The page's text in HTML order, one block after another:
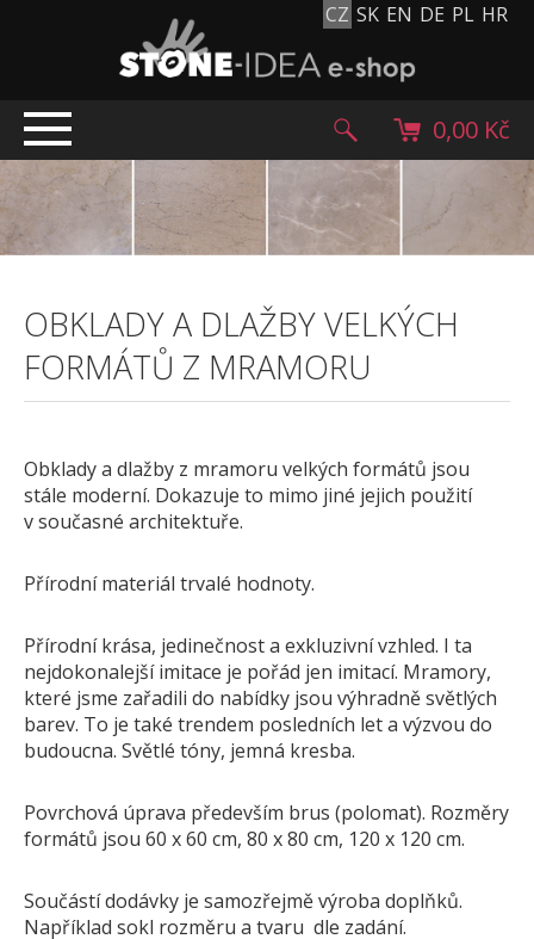
CZ SK EN DE PL HR
ÚVOD
TOP NABÍDKA
Mlatové povrchy
Dlažební kostky
Historické dlažební kostky
Kamenné dlažby a obklady
Oblázky, valouny a granulát
Solitéry
Výrobky z kamene na zakázku
BERA GRAVEL FIX
Creative Floor
Doplňkový sortiment
DLAŽEBNÍ KOSTKY
MLATOVÉ POVRCHY
0,00 Kč
OBKLADY A DLAŽBY VELKÝCH
FORMÁTŮ Z MRAMORU
Obklady a dlažby z mramoru velkých formátů jsou
stále moderní. Dokazuje to mimo jiné jejich použití
v současné architektuře.
Přírodní materiál trvalé hodnoty.
Přírodní krása, jedinečnost a exkluzivní vzhled. I ta
nejdokonalejší imitace je pořád jen imitací. Mramory,
které jsme zařadili do nabídky jsou výhradně světlých
barev. To je také trendem posledních let a výzvou do
budoucna. Světlé tóny, jemná kresba.
Povrchová úprava především brus (polomat). Rozměry
formátů jsou 60 x 60 cm, 80 x 80 cm, 120 x 120 cm.
Součástí dodávky je samozřejmě výroba doplňků.
Například sokl rozměru a tvaru dle zadání.